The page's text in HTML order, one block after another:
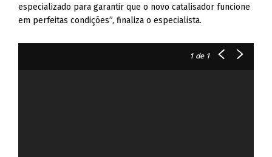
especializado para garantir que o novo catalisador funcione
em perfeitas condições”, finaliza o especialista.
1de 1